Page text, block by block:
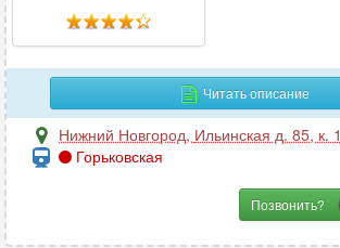
Читать описание
Нижний Новгород, Ильинская д. 85, к. 1
Горьковская
Позвонить?